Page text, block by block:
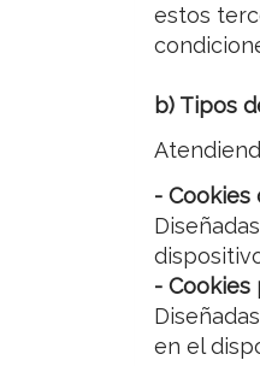
estos
b) Tipos
- Cookies
- Cookies
en el